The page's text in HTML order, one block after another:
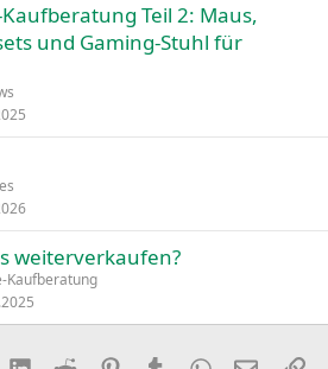
Kaufberatung Teil 2: Maus,
und Gaming-Stuhl für
weiterverkaufen?
Kaufberatung